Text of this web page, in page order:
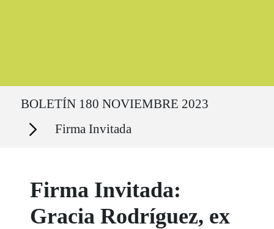
BOLETÍN 180 NOVIEMBRE 2023
Secciones Firma Invitada
Firma Invitada:
Gracia Rodríguez, ex